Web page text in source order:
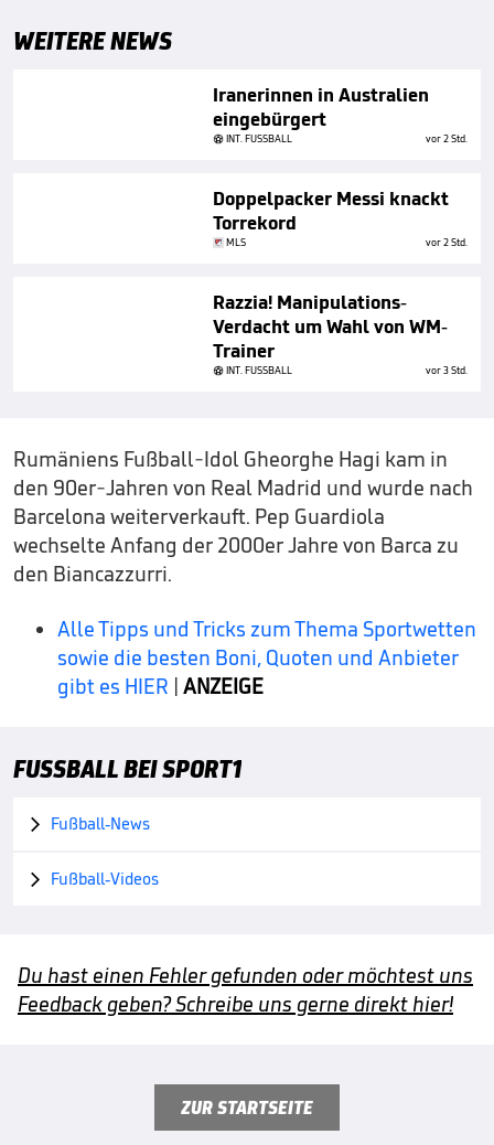
WEITERE NEWS
Iranerinnen in Australien
eingebürgert
INT. FUSSBALL vor 2 Std.
Doppelpacker Messi knackt
Torrekord
MLS vor 2 Std.
Razzia! Manipulations-
Verdacht um Wahl von WM-
Trainer
INT. FUSSBALL vor 3 Std.
Rumäniens Fußball-Idol Gheorghe Hagi kam in
den 90er-Jahren von Real Madrid und wurde nach
Barcelona weiterverkauft. Pep Guardiola
wechselte Anfang der 2000er Jahre von Barca zu
den Biancazzurri.
Alle Tipps und Tricks zum Thema Sportwetten
sowie die besten Boni, Quoten und Anbieter
gibt es HIER | ANZEIGE
FUSSBALL BEI SPORT1
 Fußball-News
 Fußball-Videos
Du hast einen Fehler gefunden oder möchtest uns
Feedback geben? Schreibe uns gerne direkt hier!
ZUR STARTSEITE